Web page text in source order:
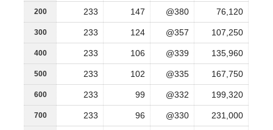
200 233 147 @380 76,120
300 233 124 @357 107,250
400 233 106 @339 135,960
500 233 102 @335 167,750
600 233 99 @332 199,320
700 233 96 @330 231,000